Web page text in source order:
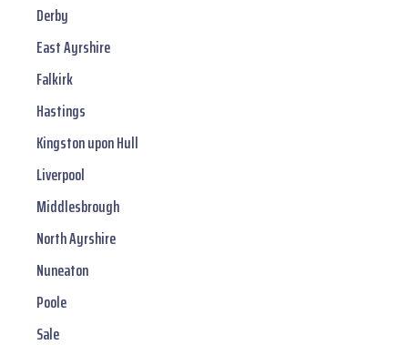
Derby
East Ayrshire
Falkirk
Hastings
Kingston upon Hull
Liverpool
Middlesbrough
North Ayrshire
Nuneaton
Poole
Sale